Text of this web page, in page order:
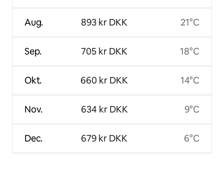
Aug.
Sep.
Okt.
Nov.
Dec.
893 kr DKK
705 kr DKK
660 kr DKK
634 kr DKK
679 kr DKK
21°C
18°C
14°C
9°C
6°C